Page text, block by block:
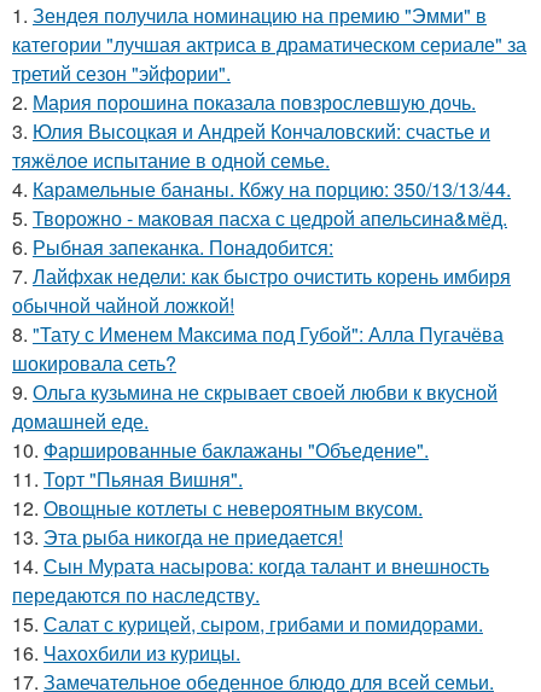
1. Зендея получила номинацию на премию "Эмми" в
категории "лучшая актриса в драматическом сериале" за
третий сезон "эйфории".
2. Мария порошина показала повзрослевшую дочь.
3. Юлия Высоцкая и Андрей Кончаловский: счастье и
тяжёлое испытание в одной семье.
4. Карамельные бананы. Кбжу на порцию: 350/13/13/44.
5. Творожно - маковая пасха с цедрой апельсина&мёд.
6. Рыбная запеканка. Понадобится:
7. Лайфхак недели: как быстро очистить корень имбиря
обычной чайной ложкой!
8. "Тату с Именем Максима под Губой": Алла Пугачёва
шокировала сеть?
9. Ольга кузьмина не скрывает своей любви к вкусной
домашней еде.
10. Фаршированные баклажаны "Объедение".
11. Торт "Пьяная Вишня".
12. Овощные котлеты с невероятным вкусом.
13. Эта рыба никогда не приедается!
14. Сын Мурата насырова: когда талант и внешность
передаются по наследству.
15. Салат с курицей, сыром, грибами и помидорами.
16. Чахохбили из курицы.
17. Замечательное обеденное блюдо для всей семьи.